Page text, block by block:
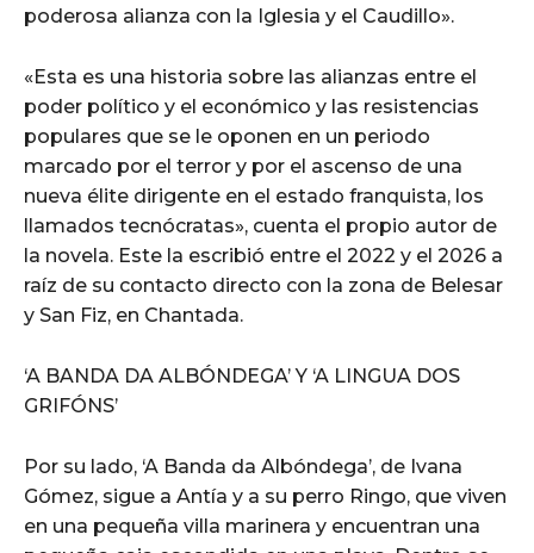
poderosa alianza con la Iglesia y el Caudillo».
«Esta es una historia sobre las alianzas entre el
poder político y el económico y las resistencias
populares que se le oponen en un periodo
marcado por el terror y por el ascenso de una
nueva élite dirigente en el estado franquista, los
llamados tecnócratas», cuenta el propio autor de
la novela. Este la escribió entre el 2022 y el 2026 a
raíz de su contacto directo con la zona de Belesar
y San Fiz, en Chantada.
‘A BANDA DA ALBÓNDEGA’ Y ‘A LINGUA DOS
GRIFÓNS’
Por su lado, ‘A Banda da Albóndega’, de Ivana
Gómez, sigue a Antía y a su perro Ringo, que viven
en una pequeña villa marinera y encuentran una